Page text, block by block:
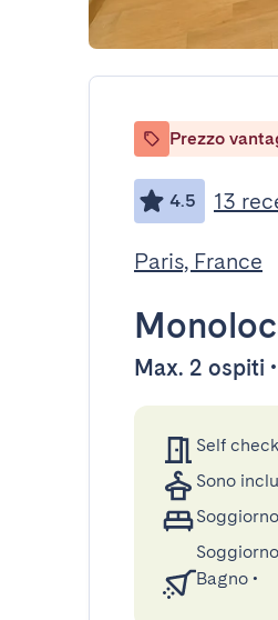
Prezzo
4.5 13
Paris, France
Max. 2 ospiti
Self
Sono
Bagno •